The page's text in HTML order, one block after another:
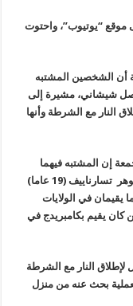
موقع “يوتيوب”، واحتوت
أن الشخصين المشتبه
شيشاني، مشيرة إلى
النار مع الشرطة وأنها
إن المشتبه فيهما
بتفجيري ماراثون بوسطن هما شقيقان اسمهما جوهر تسارناييف (19 عاما)
إلى أنهما يقيمان في الولايات
كان يقيم بكامبريدج في
النار مع الشرطة
بحث عنه من منزل